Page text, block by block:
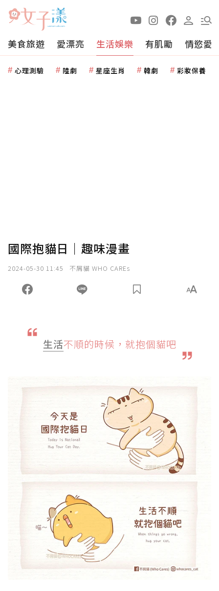
美食旅遊 愛漂亮 生活娛樂 有肌勵 情慾愛
心理測驗 陸劇 星座生肖 韓劇 彩妝保養
國際抱貓日｜趣味漫畫
2024-05-30 11:45 不屑貓 WHO CAREs
生活不順的時候，就抱個貓吧